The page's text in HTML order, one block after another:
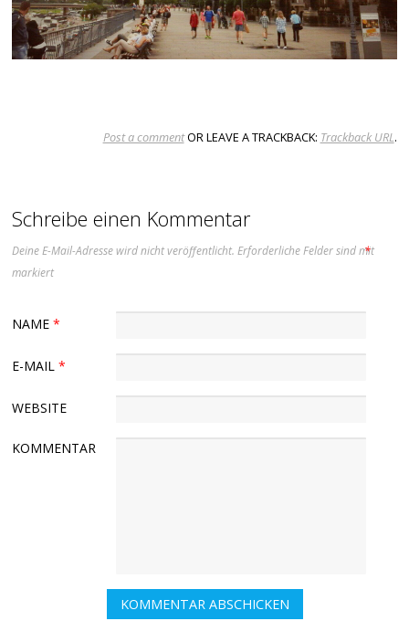
Post a commentOR LEAVE A TRACKBACK: Trackback URL.
Schreibe einen Kommentar
Deine E-Mail-Adresse wird nicht veröffentlicht. Erforderliche Felder sind mit
*
markiert
NAME*
E-MAIL*
WEBSITE
KOMMENTAR